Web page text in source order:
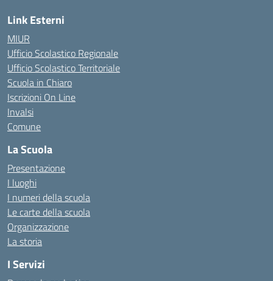
Link Esterni
MIUR
Ufficio Scolastico Regionale
Ufficio Scolastico Territoriale
Scuola in Chiaro
Iscrizioni On Line
Invalsi
Comune
La Scuola
Presentazione
I luoghi
I numeri della scuola
Le carte della scuola
Organizzazione
La storia
I Servizi